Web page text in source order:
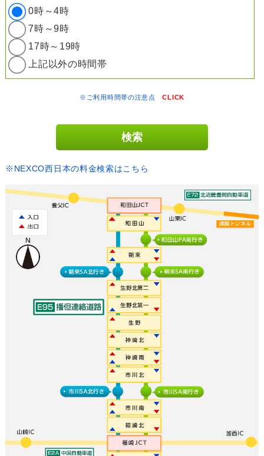
0時～4時
7時～9時
17時～19時
上記以外の時間帯
※ご利用時間帯の注意点CLICK
※NEXCO西日本の料金検索はこちら